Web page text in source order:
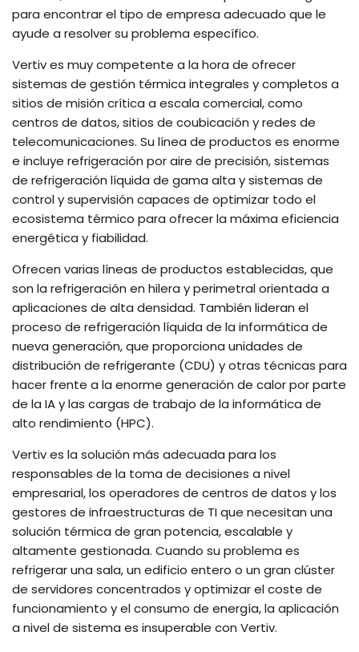
para encontrar el tipo de empresa adecuado que le
ayude a resolver su problema específico.
Vertiv es muy competente a la hora de ofrecer
sistemas de gestión térmica integrales y completos a
sitios de misión crítica a escala comercial, como
centros de datos, sitios de coubicación y redes de
telecomunicaciones. Su línea de productos es enorme
e incluye refrigeración por aire de precisión, sistemas
de refrigeración líquida de gama alta y sistemas de
control y supervisión capaces de optimizar todo el
ecosistema térmico para ofrecer la máxima eficiencia
energética y fiabilidad.
Ofrecen varias líneas de productos establecidas, que
son la refrigeración en hilera y perimetral orientada a
aplicaciones de alta densidad. También lideran el
proceso de refrigeración líquida de la informática de
nueva generación, que proporciona unidades de
distribución de refrigerante (CDU) y otras técnicas para
hacer frente a la enorme generación de calor por parte
de la IA y las cargas de trabajo de la informática de
alto rendimiento (HPC).
Vertiv es la solución más adecuada para los
responsables de la toma de decisiones a nivel
empresarial, los operadores de centros de datos y los
gestores de infraestructuras de TI que necesitan una
solución térmica de gran potencia, escalable y
altamente gestionada. Cuando su problema es
refrigerar una sala, un edificio entero o un gran clúster
de servidores concentrados y optimizar el coste de
funcionamiento y el consumo de energía, la aplicación
a nivel de sistema es insuperable con Vertiv.